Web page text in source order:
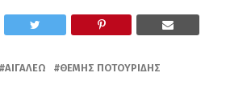
ΑΙΓΆΛΕΩ ΘΈΜΗΣ ΠΟΤΟΥΡΊΔΗΣ